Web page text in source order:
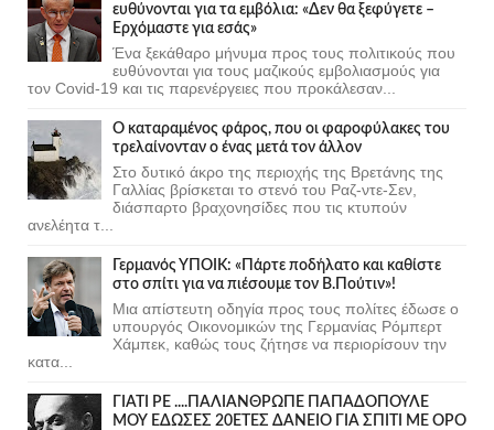
ευθύνονται για τα εμβόλια: «Δεν θα ξεφύγετε –
Ερχόμαστε για εσάς»
Ένα ξεκάθαρο μήνυμα προς τους πολιτικούς που
ευθύνονται για τους μαζικούς εμβολιασμούς για
τον Covid-19 και τις παρενέργειες που προκάλεσαν...
Ο καταραμένος φάρος, που οι φαροφύλακες του
τρελαίνονταν ο ένας μετά τον άλλον
Στο δυτικό άκρο της περιοχής της Βρετάνης της
Γαλλίας βρίσκεται το στενό του Ραζ-ντε-Σεν,
διάσπαρτο βραχονησίδες που τις κτυπούν
ανελέητα τ...
Γερμανός ΥΠΟΙΚ: «Πάρτε ποδήλατο και καθίστε
στο σπίτι για να πιέσουμε τον Β.Πούτιν»!
Μια απίστευτη οδηγία προς τους πολίτες έδωσε ο
υπουργός Οικονομικών της Γερμανίας Ρόμπερτ
Χάμπεκ, καθώς τους ζήτησε να περιορίσουν την
κατα...
ΓΙΑΤΙ ΡΕ ....ΠΑΛΙΑΝΘΡΩΠΕ ΠΑΠΑΔΟΠΟΥΛΕ
ΜΟΥ ΕΔΩΣΕΣ 20ΕΤΕΣ ΔΑΝΕΙΟ ΓΙΑ ΣΠΙΤΙ ΜΕ ΟΡΟ